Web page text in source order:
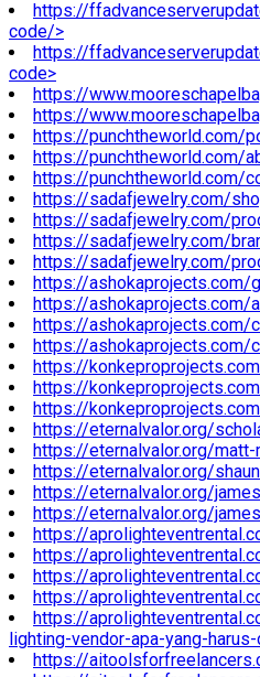
https://
code/>
https://
code>
https://
https://
https://punchtheworld.com/
https://punchtheworld.com/
https://punchtheworld.com/
https://sadafjewelry.com/
https://sadafjewelry.com/
https://sadafjewelry.com/
https://sadafjewelry.com/
https://ashokaprojects.com/
https://ashokaprojects.com/
https://ashokaprojects.com/
https://ashokaprojects.com/
https://
https://
https://
https://eternalvalor.org/
https://eternalvalor.org/matt-
https://eternalvalor.org/
https://eternalvalor.org/
https://eternalvalor.org/
https://
https://
https://
https://
https://
lighting-vendor-apa-yang-
https://